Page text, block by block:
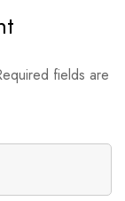
fields are